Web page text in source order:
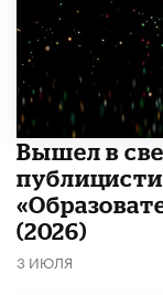
Вышел в
(2026)
3 ИЮЛЯ